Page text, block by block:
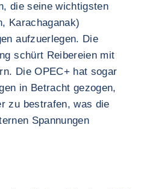
die seine wichtigsten
Karachaganak)
aufzuerlegen. Die
schürt Reibereien mit
Die OPEC+ hat sogar
in Betracht gezogen,
zu bestrafen, was die
Spannungen